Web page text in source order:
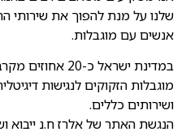
שלנו על מנת להפוך את שירותי
אנשים עם מוגבלות.
במדינת ישראל כ-
מוגבלות הזקוקים לנגישות
ושירותים כללים.
הנגשת האתר של אלרז ח.נ ייבוא